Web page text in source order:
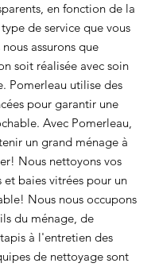
en fonction de la
de service que vous
assurons que
soit réalisée avec soin
Pomerleau utilise des
pour garantir une
Avec Pomerleau,
un grand ménage à
Nous nettoyons vos
et baies vitrées pour un
Nous nous occupons
du ménage, de
à l'entretien des
de nettoyage sont